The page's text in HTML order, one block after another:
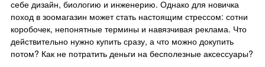
себе дизайн, биологию и инженерию. Однако для новичка
поход в зоомагазин может стать настоящим стрессом: сотни
коробочек, непонятные термины и навязчивая реклама. Что
действительно нужно купить сразу, а что можно докупить
потом? Как не потратить деньги на бесполезные аксессуары?